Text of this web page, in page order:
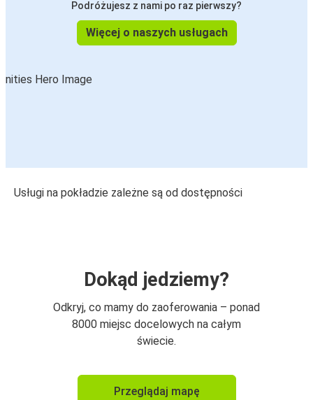
Podróżujesz z nami po raz pierwszy?
Więcej o naszych usługach
Usługi na pokładzie zależne są od dostępności
Dokąd jedziemy?
Odkryj, co mamy do zaoferowania – ponad
8000 miejsc docelowych na całym
świecie.
Przeglądaj mapę